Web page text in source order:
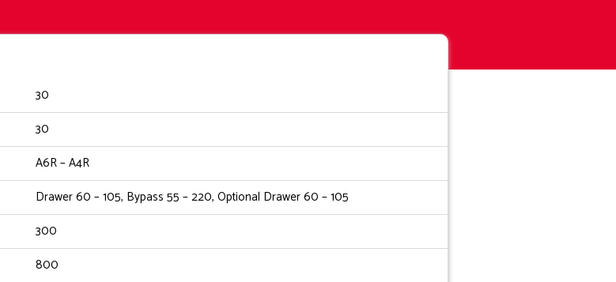
30
30
A6R – A4R
Drawer 60 – 105, Bypass 55 – 220, Optional Drawer 60 – 105
300
800